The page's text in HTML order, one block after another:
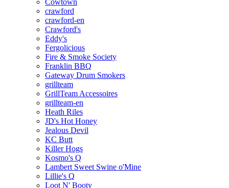
Cowtown
crawford
crawford-en
Crawford's
Eddy's
Fergolicious
Fire & Smoke Society
Franklin BBQ
Gateway Drum Smokers
grillteam
GrillTeam Accessoires
grillteam-en
Heath Riles
JD's Hot Honey
Jealous Devil
KC Butt
Killer Hogs
Kosmo's Q
Lambert Sweet Swine o'Mine
Lillie's Q
Loot N' Booty